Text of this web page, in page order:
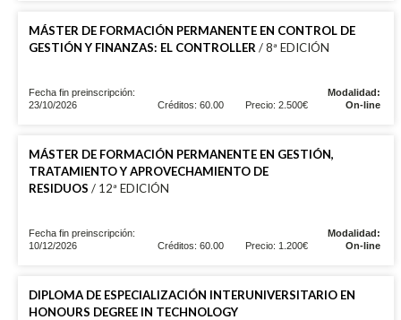
MÁSTER DE FORMACIÓN PERMANENTE EN CONTROL DE
GESTIÓN Y FINANZAS: EL CONTROLLER / 8ª EDICIÓN
Fecha fin preinscripción:
23/10/2026
Créditos: 60.00 Precio: 2.500€
Modalidad:
On-line
MÁSTER DE FORMACIÓN PERMANENTE EN GESTIÓN,
TRATAMIENTO Y APROVECHAMIENTO DE
RESIDUOS / 12ª EDICIÓN
Fecha fin preinscripción:
10/12/2026
Créditos: 60.00 Precio: 1.200€
Modalidad:
On-line
DIPLOMA DE ESPECIALIZACIÓN INTERUNIVERSITARIO EN
HONOURS DEGREE IN TECHNOLOGY